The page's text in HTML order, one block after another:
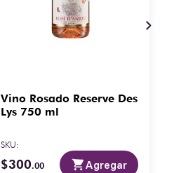
Vino Rosado Reserve Des
Lys 750 ml
SKU:
$300.00 Agregar